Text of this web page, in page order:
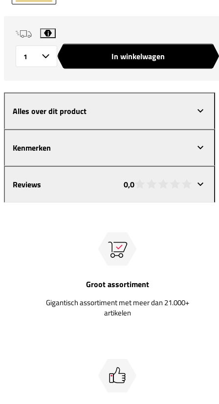
i
In winkelwagen
Alles over dit product
Kenmerken
Reviews 0,0
Groot assortiment
Gigantisch assortiment met meer dan 21.000+
artikelen